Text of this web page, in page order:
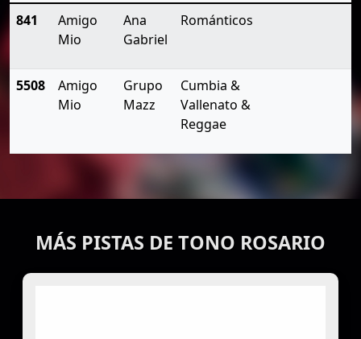
841
Amigo
Mio
Ana
Gabriel
Románticos
5508
Amigo
Mio
Grupo
Mazz
Cumbia &
Vallenato &
Reggae
MÁS PISTAS DE TONO ROSARIO